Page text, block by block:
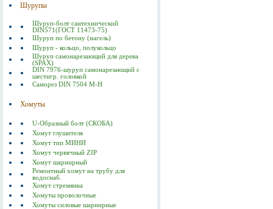
Шурупы
Шуруп-болт сантехнический
DIN571(ГОСТ 11473-75)
Шуруп по бетону (нагель)
Шуруп - кольцо, полукольцо
Шуруп самонарезающий для дерева
(SPAX)
DIN 7976-шуруп самонарезающий с
шестигр. головкой
Саморез DIN 7504 M-H
Хомуты
U-Образный болт (СКОБА)
Хомут глушителя
Хомут тип МИНИ
Хомут червячный ZIP
Хомут шарнирный
Ремонтный хомут на трубу для
водоснаб.
Хомут стремянка
Хомуты проволочные
Хомуты силовые шарнирные